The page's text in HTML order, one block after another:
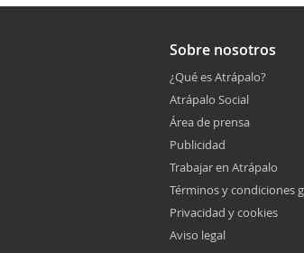
Sobre nosotros
¿Qué es Atrápalo?
Atrápalo Social
Área de prensa
Publicidad
Trabajar en Atrápalo
Términos y condiciones
Privacidad y cookies
Aviso legal